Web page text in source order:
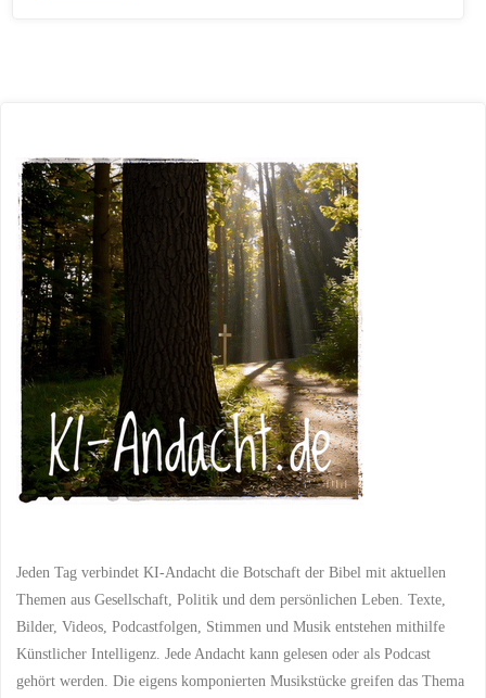
dann?
Wie
geht
es
weiter
nach
dem
großen
Jeden Tag verbindet KI-Andacht die Botschaft der Bibel mit aktuellen
Themen aus Gesellschaft, Politik und dem persönlichen Leben. Texte,
Bilder, Videos, Podcastfolgen, Stimmen und Musik entstehen mithilfe
Künstlicher Intelligenz. Jede Andacht kann gelesen oder als Podcast
gehört werden. Die eigens komponierten Musikstücke greifen das Thema